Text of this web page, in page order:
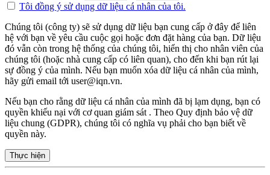
Tôi đồng ý sử dụng dữ liệu cá nhân của tôi.
Chúng tôi (công ty) sẽ sử dụng dữ liệu bạn cung cấp ở đây để liên
hệ với bạn về yêu cầu cuộc gọi hoặc đơn đặt hàng của bạn. Dữ liệu
đó vẫn còn trong hệ thống của chúng tôi, hiển thị cho nhân viên của
chúng tôi (hoặc nhà cung cấp có liên quan), cho đến khi bạn rút lại
sự đồng ý của mình. Nếu bạn muốn xóa dữ liệu cá nhân của mình,
hãy gửi email tới user@iqn.vn.
Nếu bạn cho rằng dữ liệu cá nhân của mình đã bị lạm dụng, bạn có
quyền khiếu nại với cơ quan giám sát . Theo Quy định bảo vệ dữ
liệu chung (GDPR), chúng tôi có nghĩa vụ phải cho bạn biết về
quyền này.
Thực hiện